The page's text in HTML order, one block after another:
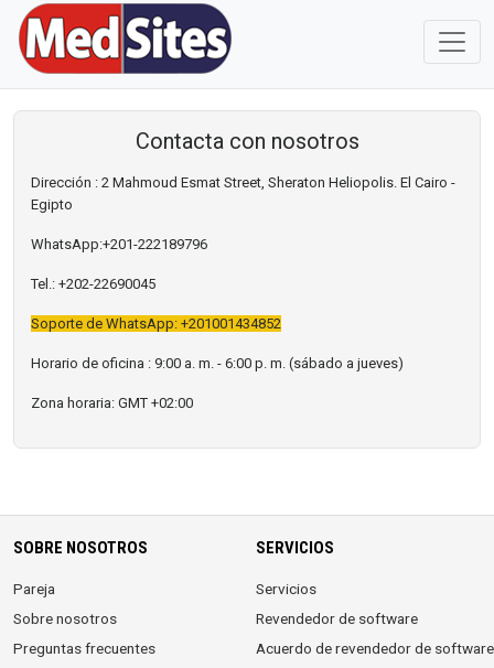
Contacta con nosotros
Dirección : 2 Mahmoud Esmat Street, Sheraton Heliopolis. El Cairo -
Egipto
WhatsApp:+201-222189796
Tel.: +202-22690045
Soporte de WhatsApp: +201001434852
Horario de oficina : 9:00 a. m. - 6:00 p. m. (sábado a jueves)
Zona horaria: GMT +02:00
SOBRE NOSOTROS
Pareja
Sobre nosotros
Preguntas frecuentes
SERVICIOS
Servicios
Revendedor de software
Acuerdo de revendedor de software